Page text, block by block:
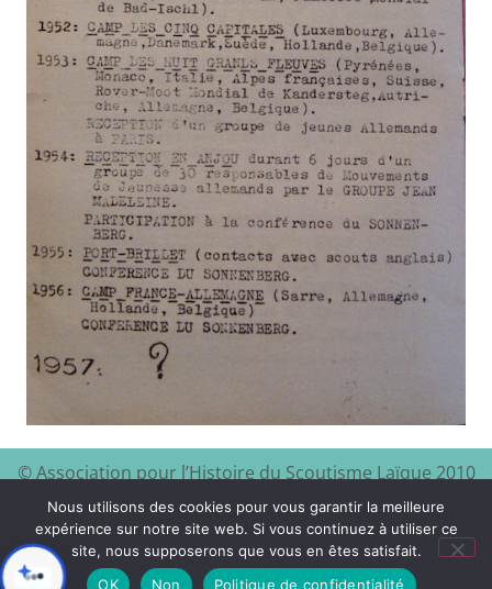
© Association pour l’Histoire du Scoutisme Laïque 2010
– 2024 – Site à visiter :EEDF–Mentions légales et
politique de confidentialité
Création du site :Xyloon
Nous utilisons des cookies pour vous garantir la meilleure
expérience sur notre site web. Si vous continuez à utiliser ce
site, nous supposerons que vous en êtes satisfait.
OK
Non Politique de confidentialité